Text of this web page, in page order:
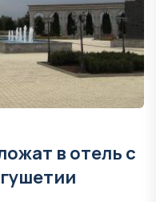
в отель с